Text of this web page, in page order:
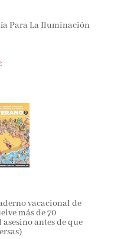
Para La Iluminación
vacacional de
más de 70
antes de que